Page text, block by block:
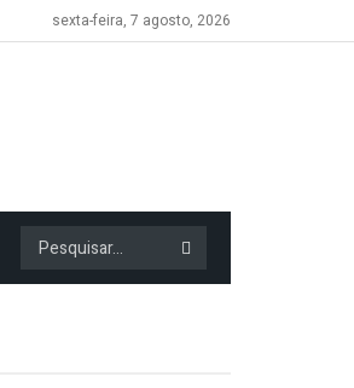
sexta-feira, 7 agosto, 2026